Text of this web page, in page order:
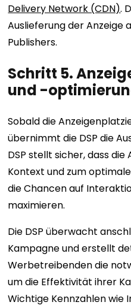
Delivery Network (CDN).
Auslieferung der Anzeige
Publishers.
Schritt 5.
und -
Sobald die
übernimmt die DSP die
DSP stellt sicher, dass
Kontext und zum
die Chancen auf
maximieren.
Die DSP überwacht
Kampagne und erstellt
Werbetreibenden die
um die Effektivität ihrer
Wichtige Kennzahlen wie